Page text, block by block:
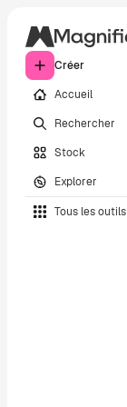
Créer
Accueil
Rechercher
Stock
Explorer
Tous les outils